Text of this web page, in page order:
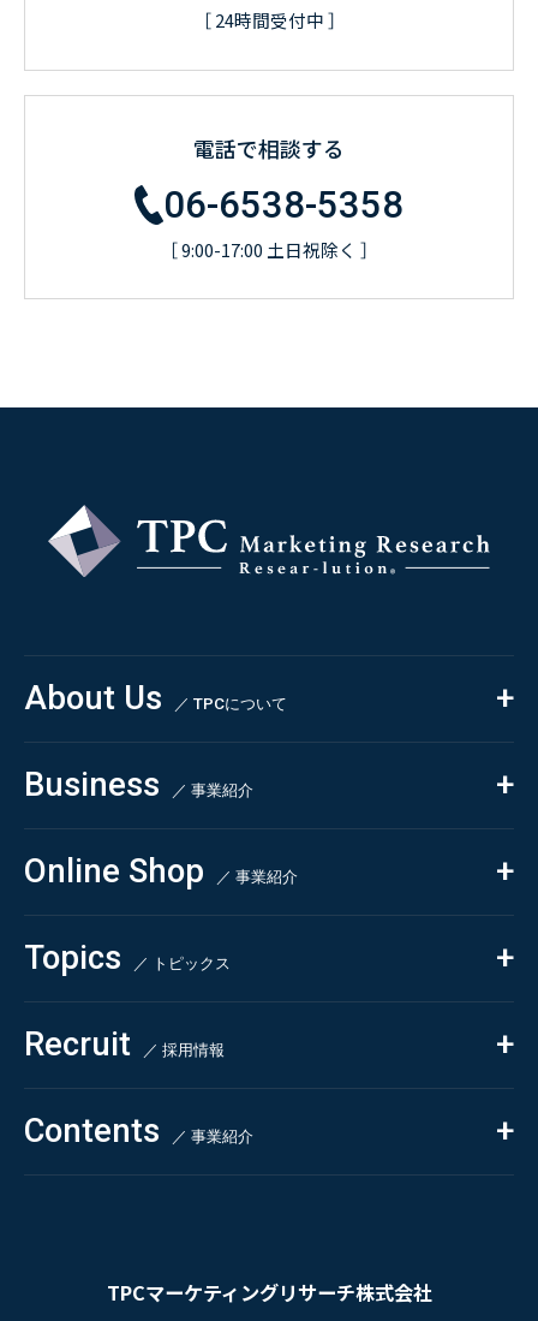
［ 24時間受付中 ］
電話で相談する
06-6538-5358
［ 9:00-17:00 土日祝除く ］
TPCマーケティングリサーチ株式会社
About Us ／ TPCについて
私たちの強み
会社概要・沿革
CSR
Business ／ 事業紹介
コンサルティング
依頼・受託調査
- 市場調査
- 競合調査
- アンケート調査
- クイックリサーチ
自主企画調査
Online Shop ／ 事業紹介
Beauty & Cosmetics
Health & Food
Pharmaceuticals & Medical
Chemical & Life Sciences
Topics ／ トピックス
ALL
お知らせ
新刊情報
掲載情報
Recruit ／ 採用情報
採用TOP
- 求める人物像
Contents ／ 事業紹介
お問い合わせ
プライバシーポリシー